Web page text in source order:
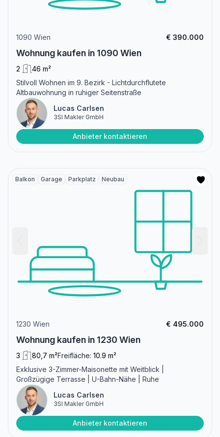
1090 Wien € 390.000
Wohnung kaufen in 1090 Wien
2
46 m²
Stilvoll Wohnen im 9. Bezirk - Lichtdurchflutete
Altbauwohnung in ruhiger Seitenstraße
Lucas Carlsen
3SI Makler GmbH
Anbieter kontaktieren
Balkon Garage Parkplatz Neubau
1230 Wien € 495.000
Wohnung kaufen in 1230 Wien
3 80,7 m²Freifläche: 10.9 m²
Exklusive 3-Zimmer-Maisonette mit Weitblick |
Großzügige Terrasse | U-Bahn-Nähe | Ruhe
Lucas Carlsen
3SI Makler GmbH
Anbieter kontaktieren